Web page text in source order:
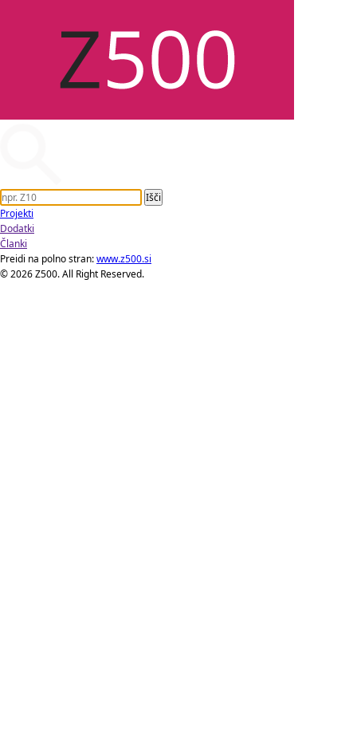
Projekti
Dodatki
Članki
Preidi na polno stran:www.z500.si
© 2026 Z500. All Right Reserved.